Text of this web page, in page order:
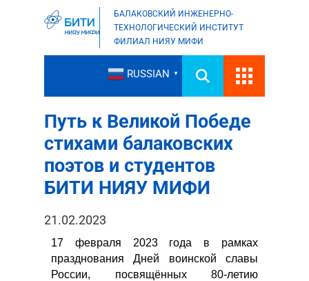
БАЛАКОВСКИЙ ИНЖЕНЕРНО-
ТЕХНОЛОГИЧЕСКИЙ ИНСТИТУТ
ФИЛИАЛ НИЯУ МИФИ
RUSSIAN ▼
Путь к Великой Победе
стихами балаковских
поэтов и студентов
БИТИ НИЯУ МИФИ
21.02.2023
17 февраля 2023 года в рамках
празднования Дней воинской славы
России, посвящённых 80-летию